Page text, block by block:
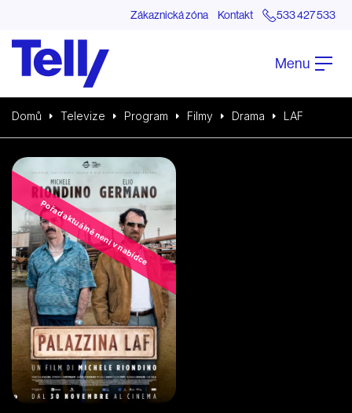
Zákaznická zóna Kontakt 533 427 533
Menu
Domů Televize Program Filmy Drama LAF
Pořad aktuálně není v nabídce